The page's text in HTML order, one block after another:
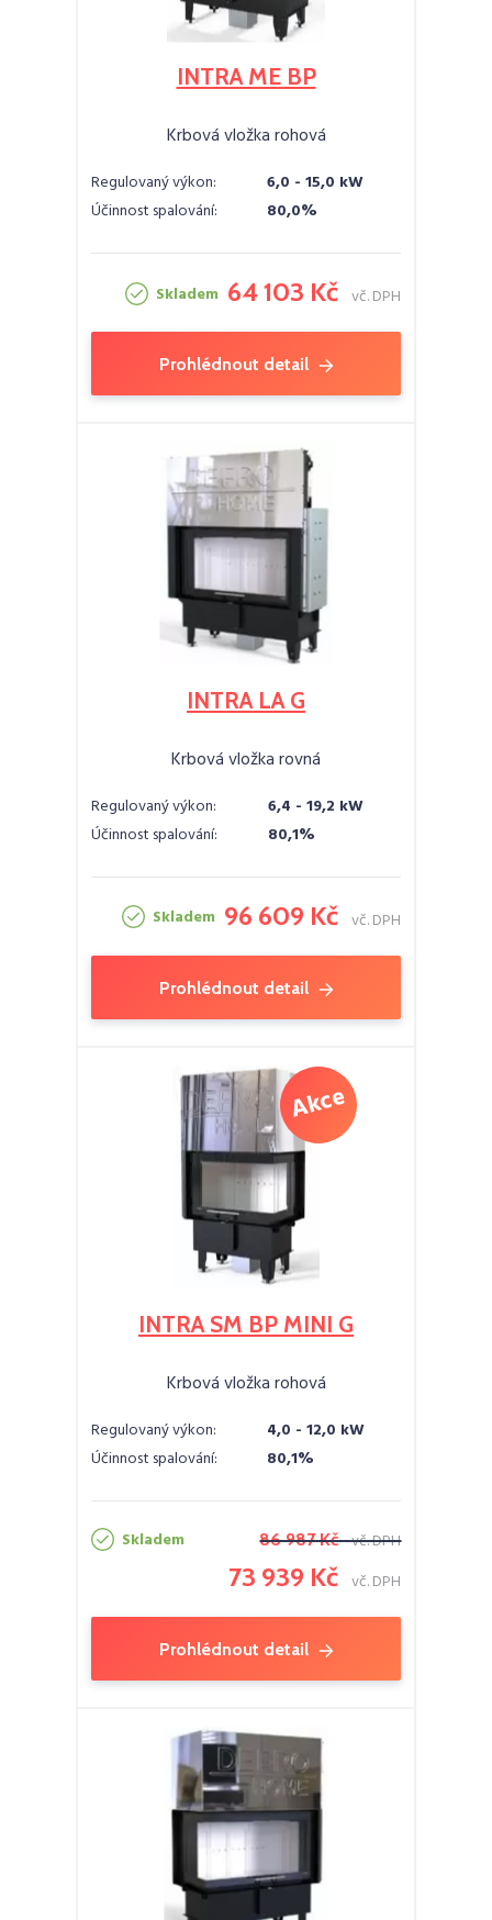
INTRA ME BP
Krbová vložka rohová
Regulovaný výkon:
6,0 - 15,0 kW
Účinnost spalování:
80,0%
Skladem 64 103 Kč vč. DPH
Prohlédnout detail
INTRA LA G
Krbová vložka rovná
Regulovaný výkon:
6,4 - 19,2 kW
Účinnost spalování:
80,1%
Skladem 96 609 Kč vč. DPH
Prohlédnout detail
INTRA SM BP MINI G
Krbová vložka rohová
Regulovaný výkon:
4,0 - 12,0 kW
Účinnost spalování:
80,1%
Skladem 86 987 Kč vč. DPH
73 939 Kč vč. DPH
Prohlédnout detail